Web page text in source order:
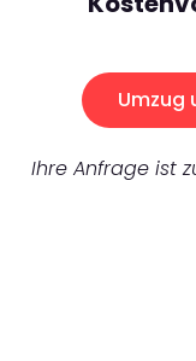
Umzug
Ihre Anfrage ist